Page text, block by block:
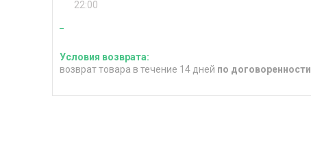
22:00
возврат товара в течение 14 дней по договоренности